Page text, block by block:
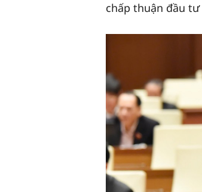
chấp thuận đầu